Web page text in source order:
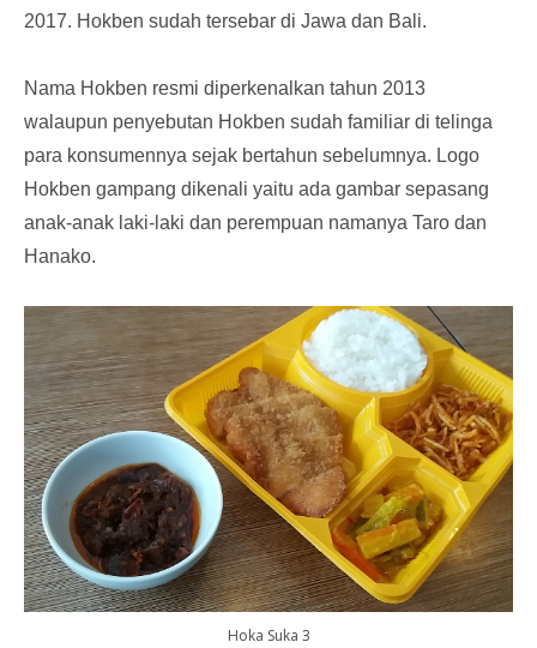
2017. Hokben sudah tersebar di Jawa dan Bali.
Nama Hokben resmi diperkenalkan tahun 2013
walaupun penyebutan Hokben sudah familiar di telinga
para konsumennya sejak bertahun sebelumnya. Logo
Hokben gampang dikenali yaitu ada gambar sepasang
anak-anak laki-laki dan perempuan namanya Taro dan
Hanako.
Hoka Suka 3